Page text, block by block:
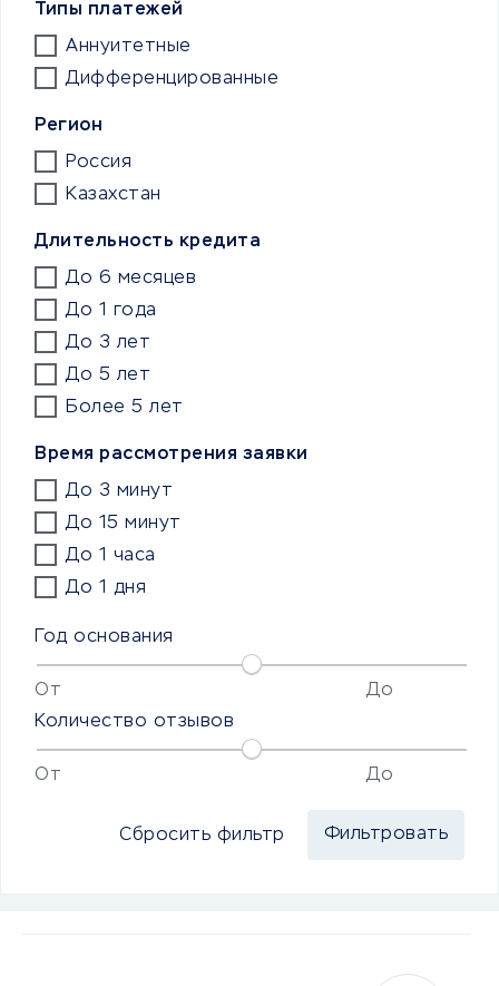
Типы платежей
Аннуитетные
Дифференцированные
Регион
Россия
Казахстан
Длительность кредита
До 6 месяцев
До 1 года
До 3 лет
До 5 лет
Более 5 лет
Время рассмотрения заявки
До 3 минут
До 15 минут
До 1 часа
До 1 дня
Год основания
От
До
Количество отзывов
От До
Сбросить фильтр